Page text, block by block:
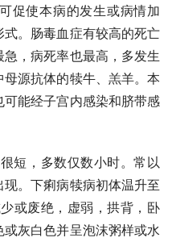
促使本病的发生或病情加
。肠毒血症有较高的死亡
，病死率也最高，多发生
源抗体的犊牛、羔羊。本
能经子宫内感染和脐带感
短，多数仅数小时。常以
。下痢病犊病初体温升至
或废绝，虚弱，拱背，卧
灰白色并呈泡沫粥样或水